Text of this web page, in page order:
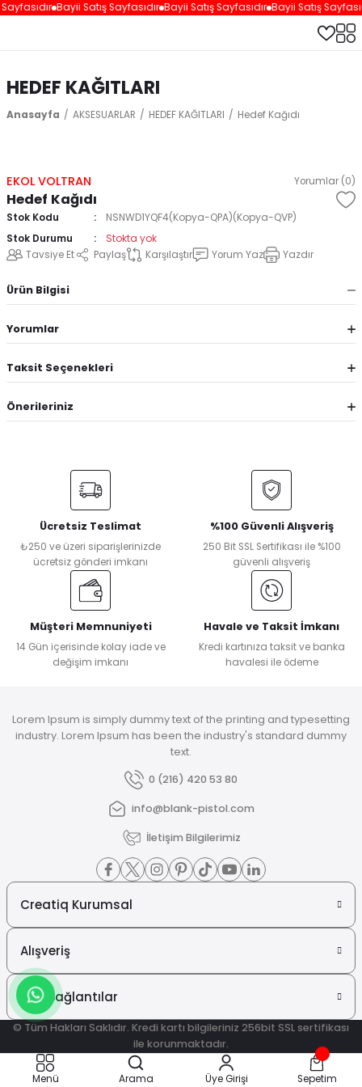
Bayii Satış Sayfasıdır Bayii Satış Sayfasıdır Bayii Satış
HEDEF KAĞITLARI
Anasayfa AKSESUARLAR HEDEF KAĞITLARI Hedef Kağıdı
EKOL VOLTRAN Yorumlar (0)
Hedef Kağıdı
Stok Kodu
NSNWD1YQF4(Kopya-QPA)(Kopya-QVP)
Stok Durumu
Stokta yok
Tavsiye Et Paylaş Karşılaştır Yorum Yaz Yazdır
Ürün Bilgisi
Yorumlar
Taksit Seçenekleri
Önerileriniz
Ücretsiz Teslimat
₺250 ve üzeri siparişlerinizde
ücretsiz gönderi imkanı
%100 Güvenli Alışveriş
250 Bit SSL Sertifikası ile %100
güvenli alışveriş
Müşteri Memnuniyeti
14 Gün içerisinde kolay iade ve
değişim imkanı
Havale ve Taksit İmkanı
Kredi kartınıza taksit ve banka
havalesi ile ödeme
Lorem Ipsum is simply dummy text of the printing and typesetting
industry. Lorem Ipsum has been the industry's standard dummy
text.
0 (216) 420 53 80
info@blank-pistol.com
İletişim Bilgilerimiz
Creatiq Kurumsal
Alışveriş
Hızlı Bağlantılar
© Tüm Hakları Saklıdır. Kredi kartı bilgileriniz 256bit SSL sertifikası
ile korunmaktadır.
Menü Arama Üye Girişi Sepetim
e-
ile